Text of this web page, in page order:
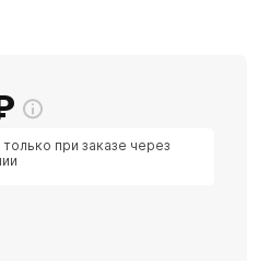
при заказе через